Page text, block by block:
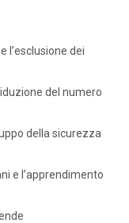
l’esclusione dei
del numero
della sicurezza
e l’apprendimento